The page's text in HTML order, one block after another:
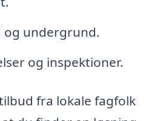
og undergrund.
og inspektioner.
fra lokale fagfolk